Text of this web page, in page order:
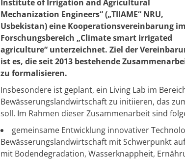
Institute of Irrigation and Agricultural
Mechanization Engineers“ („TIIAME“ NRU,
Usbekistan) eine Kooperationsvereinbarung im
Forschungsbereich „Climate smart irrigated
agriculture“ unterzeichnet. Ziel der
ist es, die seit 2013 bestehende
zu formalisieren. ​
Insbesondere ist geplant, ein Living Lab im
Bewässerungslandwirtschaft zu initiieren, das
soll. Im Rahmen dieser Zusammenarbeit sind
gemeinsame Entwicklung innovativer
Bewässerungslandwirtschaft mit Schwerpunkt
mit Bodendegradation, Wasserknappheit,